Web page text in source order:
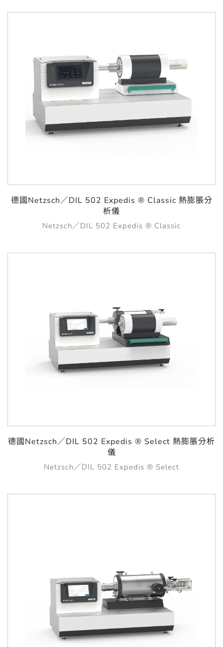
德國Netzsch／DIL 502 Expedis ® Classic 熱膨脹分
析儀
Netzsch／DIL 502 Expedis ® Classic
德國Netzsch／DIL 502 Expedis ® Select 熱膨脹分析
儀
Netzsch／DIL 502 Expedis ® Select